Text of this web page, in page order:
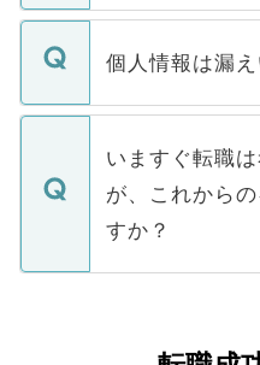
ません。
■応募殺到を避
関を公にしてし
に、医療機関が
みを人材紹介会
ています。
転職・入職を強
ん。また、仮に
定を承諾する必
の辞退の連絡は
個人情報は漏
個人情報が漏え
で、ご安心くだ
などで収集した
ご本人のキャリ
支援を目的に使
ているすべての
いますぐ転職
が、これから
すか？
かがいして、現